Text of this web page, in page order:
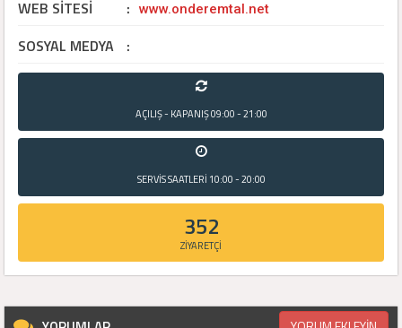
WEB SİTESİ : www.onderemtal.net
SOSYAL MEDYA :
AÇILIŞ - KAPANIŞ09:00 - 21:00
SERVİS SAATLERİ 10:00 - 20:00
352
ZİYARETÇİ